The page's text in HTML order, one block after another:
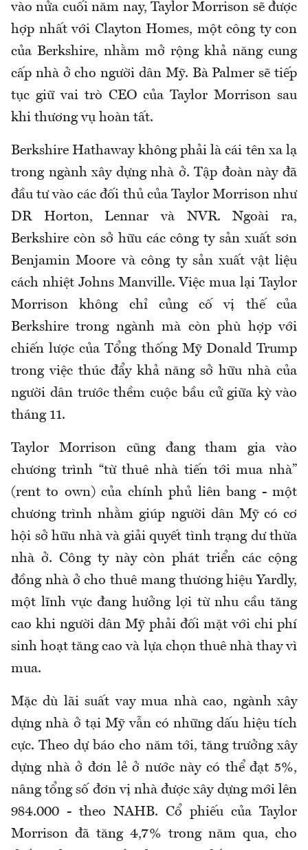
vào nửa cuối năm nay, Taylor Morrison sẽ được
hợp nhất với Clayton Homes, một công ty con
của Berkshire, nhằm mở rộng khả năng cung
cấp nhà ở cho người dân Mỹ. Bà Palmer sẽ tiếp
tục giữ vai trò CEO của Taylor Morrison sau
khi thương vụ hoàn tất.
Berkshire Hathaway không phải là cái tên xa lạ
trong ngành xây dựng nhà ở. Tập đoàn này đã
đầu tư vào các đối thủ của Taylor Morrison như
DR Horton, Lennar và NVR. Ngoài ra,
Berkshire còn sở hữu các công ty sản xuất sơn
Benjamin Moore và công ty sản xuất vật liệu
cách nhiệt Johns Manville. Việc mua lại Taylor
Morrison không chỉ củng cố vị thế của
Berkshire trong ngành mà còn phù hợp với
chiến lược của Tổng thống Mỹ Donald Trump
trong việc thúc đẩy khả năng sở hữu nhà của
người dân trước thềm cuộc bầu cử giữa kỳ vào
tháng 11.
Taylor Morrison cũng đang tham gia vào
chương trình “từ thuê nhà tiến tới mua nhà”
(rent to own) của chính phủ liên bang - một
chương trình nhằm giúp người dân Mỹ có cơ
hội sở hữu nhà và giải quyết tình trạng dư thừa
nhà ở. Công ty này còn phát triển các cộng
đồng nhà ở cho thuê mang thương hiệu Yardly,
một lĩnh vực đang hưởng lợi từ nhu cầu tăng
cao khi người dân Mỹ phải đối mặt với chi phí
sinh hoạt tăng cao và lựa chọn thuê nhà thay vì
mua.
Mặc dù lãi suất vay mua nhà cao, ngành xây
dựng nhà ở tại Mỹ vẫn có những dấu hiệu tích
cực. Theo dự báo cho năm tới, tăng trưởng xây
dựng nhà ở đơn lẻ ở nước này có thể đạt 5%,
nâng tổng số đơn vị nhà được xây dựng mới lên
984.000 - theo NAHB. Cổ phiếu của Taylor
Morrison đã tăng 4,7% trong năm qua, cho